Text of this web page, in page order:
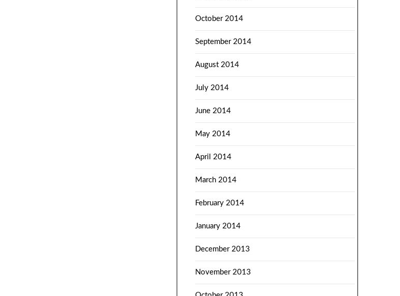
October 2014
September 2014
August 2014
July 2014
June 2014
May 2014
April 2014
March 2014
February 2014
January 2014
December 2013
November 2013